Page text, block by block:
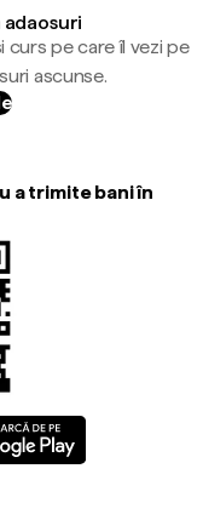
adaosuri
curs pe care îl vezi pe
ascunse.
a trimite bani în